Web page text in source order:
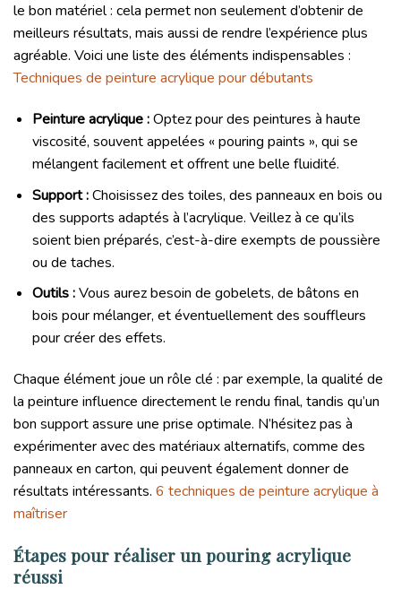
le bon matériel : cela permet non seulement d’obtenir de
meilleurs résultats, mais aussi de rendre l’expérience plus
agréable. Voici une liste des éléments indispensables :
Techniques de peinture acrylique pour débutants
Peinture acrylique :Optez pour des peintures à haute
viscosité, souvent appelées « pouring paints », qui se
mélangent facilement et offrent une belle fluidité.
Support :Choisissez des toiles, des panneaux en bois ou
des supports adaptés à l’acrylique. Veillez à ce qu’ils
soient bien préparés, c’est-à-dire exempts de poussière
ou de taches.
Outils :Vous aurez besoin de gobelets, de bâtons en
bois pour mélanger, et éventuellement des souffleurs
pour créer des effets.
Chaque élément joue un rôle clé : par exemple, la qualité de
la peinture influence directement le rendu final, tandis qu’un
bon support assure une prise optimale. N’hésitez pas à
expérimenter avec des matériaux alternatifs, comme des
panneaux en carton, qui peuvent également donner de
résultats intéressants. 6 techniques de peinture acrylique à
maîtriser
Étapes pour réaliser un pouring acrylique
réussi